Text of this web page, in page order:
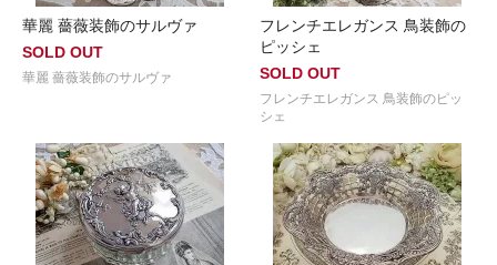
華麗 薔薇装飾のサルヴァ
SOLD OUT
華麗 薔薇装飾のサルヴァ
フレンチエレガンス 鳥装飾の
ピッシェ
SOLD OUT
フレンチエレガンス 鳥装飾のピッ
シェ